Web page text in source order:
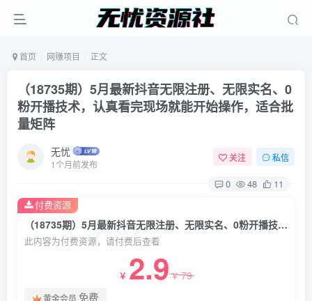
首页 网赚项目 正文
（18735期）5月最新抖音无限注册、无限实名、0
粉开播技术，认真看完现场就能开始操作，适合批
量矩阵
无忧
1个月前发布
关注 私信
0 48 11
（18735期）5月最新抖音无限注册、无限实名、0粉开播技术，认真看完现场就能开始操作，适合批量矩阵
此内容为付费资源，请付费后查看
￥ 2.9￥79
黄金会员 免费
付费资源